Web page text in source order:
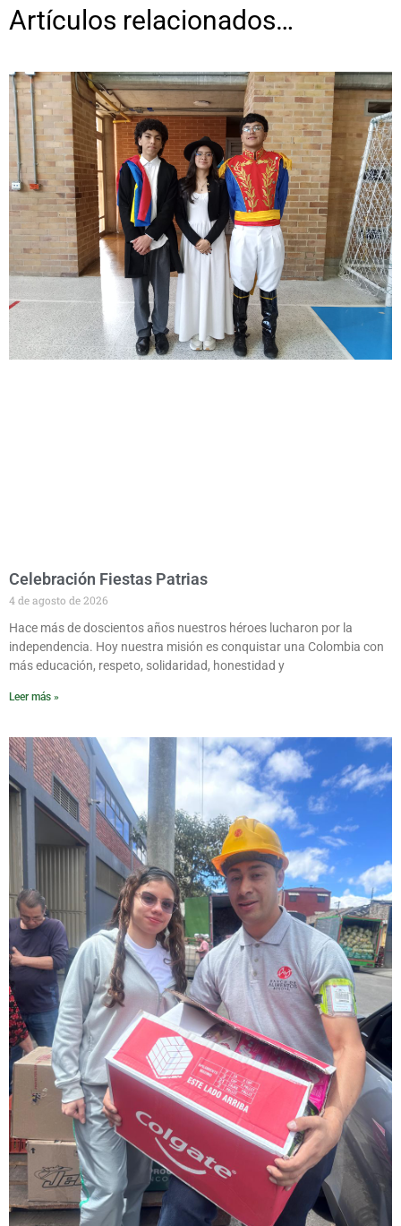
Artículos relacionados…
Celebración Fiestas Patrias
4 de agosto de 2026
Hace más de doscientos años nuestros héroes lucharon por la
independencia. Hoy nuestra misión es conquistar una Colombia con
más educación, respeto, solidaridad, honestidad y
Leer más »